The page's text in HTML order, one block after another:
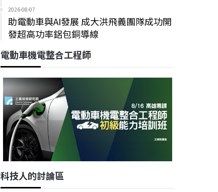
2026-08-07
助電動車與AI發展 成大洪飛義團隊成功開
發超高功率鋁包銅導線
電動車機電整合工程師
科技人的討論區